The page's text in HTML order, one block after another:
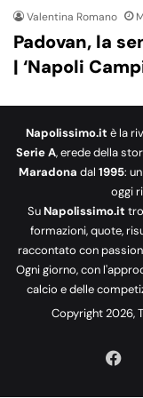
Valentina Romano
Padovan, la
| ‘Napoli
Napolissimo.it è la
Serie A, erede della
Maradona dal 1995:
oggi
SuNapolissimo.it
formazioni, quote,
raccontato con
Ogni giorno, con
calcio e delle
Copyright 2026,